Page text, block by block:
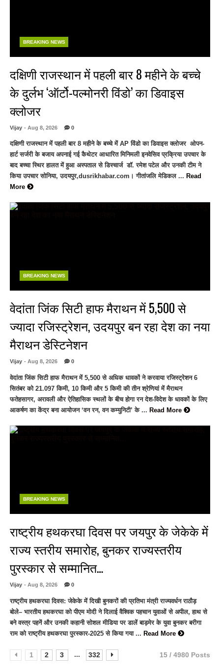
BREAKING NEWS
दक्षिणी राजस्थान में पहली बार 8 महीने के बच्चे
के दुर्लभ ‘ऑर्टो-पल्मोनरी विंडो’ का डिवाइस
क्लोजर
Vijay - Aug 8, 2026 0
दक्षिणी राजस्थान में पहली बार 8 महीने के बच्चे में AP विंडो का डिवाइस क्लोजर ओपन-
हार्ट सर्जरी के बजाय अपनाई गई कैथेटर आधारित मिनिमली इनवेसिव प्रक्रिया उपचार के
बाद बच्चा स्थिर हालत में हुआ अस्पताल से डिस्चार्ज डॉ. रमेश पटेल और उनकी टीम ने
किया उपचार सोनिया, उदयपुर,dusrikhabar.com। गीतांजलि मेडिकल ... Read
More
BREAKING NEWS
वेदांता जिंक सिटी हाफ मैराथन में 5,500 से
ज्यादा रजिस्ट्रेशन, उदयपुर बन रहा देश का नया
मैराथन डेस्टिनेशन
Vijay - Aug 8, 2026 0
वेदांता जिंक सिटी हाफ मैराथन में 5,500 से अधिक धावकों ने करवाया रजिस्ट्रेशन 6
सितंबर को 21.097 किमी, 10 किमी और 5 किमी की तीन श्रेणियां में मैराथन
फतेहसागर, अरावली और ऐतिहासिक स्थलों के बीच होगा रन देश-विदेश के धावकों के लिए
आकर्षण का केंद्र बना आयोजन ‘वन रन, वन कम्युनिटी’ के ... Read More
BREAKING NEWS
राष्ट्रीय हथकरघा दिवस पर जयपुर के जेकेके में
राज्य स्तरीय समारोह, बुनकर राज्यस्तरीय
पुरस्कार से सम्मानित…
Vijay - Aug 8, 2026 0
राष्ट्रीय हथकरघा दिवस: जेकेके में दिखी बुनकरों की प्रतिभा मंत्री राज्यवर्धन राठौड़
बोले– भारतीय हथकरघा को पीएम मोदी ने दिलाई वैश्विक पहचान युवाओं से अपील, हाथ से
बने वस्त्र पहनें और उनकी कहानी सोशल मीडिया पर डालें बाड़मेर के युवा बुनकर बरीगा
राम को राष्ट्रीय हथकरघा पुरस्कार-2025 से किया गया ... Read More
1 2 3 ... 332 15 / 4980 Posts